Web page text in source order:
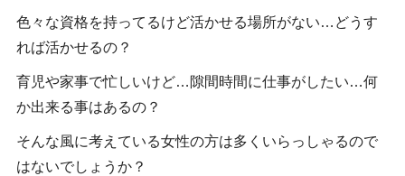
色々な資格を持ってるけど活かせる場所がない…どうす
れば活かせるの？
育児や家事で忙しいけど…隙間時間に仕事がしたい…何
か出来る事はあるの？
そんな風に考えている女性の方は多くいらっしゃるので
はないでしょうか？